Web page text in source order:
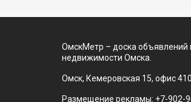
ОмскМетр – доска объявлений
недвижимости Омска.
Омск, Кемеровская 15, офис 410
Размещение рекламы: +7-902-